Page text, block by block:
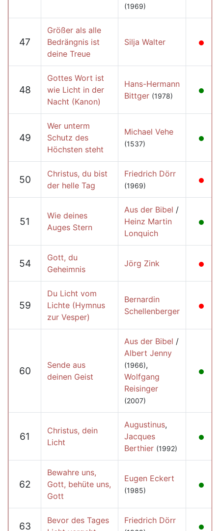
(1969)
47
Größer als alle
Bedrängnis ist
deine Treue
Silja Walter
48
Gottes Wort ist
wie Licht in der
Nacht (Kanon)
Hans-Hermann
Bittger (1978)
49
Wer unterm
Schutz des
Höchsten steht
Michael Vehe
(1537)
50
Christus, du bist
der helle Tag
Friedrich Dörr
(1969)
51
Wie deines
Auges Stern
Aus der Bibel /
Heinz Martin
Lonquich
54
Gott, du
Geheimnis
Jörg Zink
59
Du Licht vom
Lichte (Hymnus
zur Vesper)
Bernardin
Schellenberger
60
Sende aus
deinen Geist
Aus der Bibel /
Albert Jenny
(1966),
Wolfgang
Reisinger
(2007)
61
Christus, dein
Licht
Augustinus,
Jacques
Berthier (1992)
62
Bewahre uns,
Gott, behüte uns,
Gott
Eugen Eckert
(1985)
63
Bevor des Tages
Friedrich Dörr